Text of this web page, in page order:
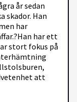
år sedan
skador. Han
har
har ett
stort fokus på
att